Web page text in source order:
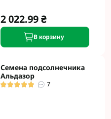
2 022.99 ₴
В корзину
Семена подсолнечника
Альдазор
7